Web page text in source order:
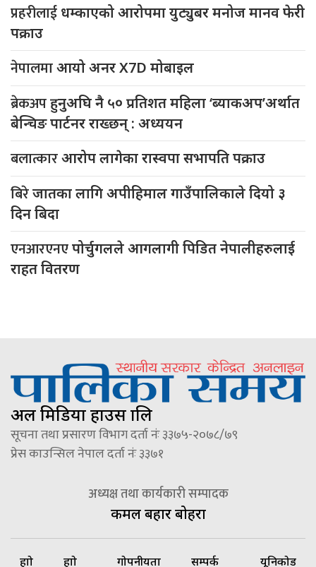
प्रहरीलाई धम्काएको आरोपमा युट्युबर मनोज मानव फेरी
पक्राउ
नेपालमाआयो अनर X7D मोबाइल
ब्रेकअपहुनुअघि नै ५० प्रतिशत महिला ‘ब्याकअप’अर्थात
बेन्चिङ पार्टनर राख्छन् : अध्ययन
बलात्कारआरोप लागेका रास्वपा सभापति पक्राउ
बिरेजातका लागि अपीहिमाल गाउँपालिकाले दियो ३
दिन बिदा
एनआरएनएपोर्चुगलले आगलागी पिडित नेपालीहरुलाई
राहत वितरण
अल मिडिया हाउस प्रालि
सूचना तथा प्रसारण विभाग दर्ता नंः ३३७५-२०७८/७९
प्रेस काउन्सिल नेपाल दर्ता नंः ३३७१
अध्यक्ष तथा कार्यकारी सम्पादक
कमल बहादुर बोहरा
हाम्रो हाम्रो गोपनीयता सम्पर्क यूनिकोड